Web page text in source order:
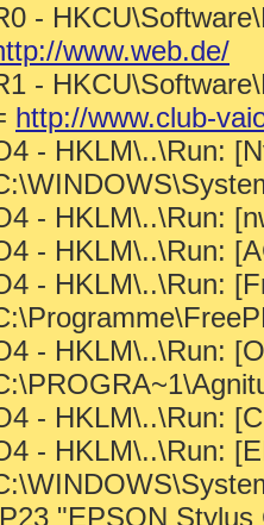
-
www.web.de/
-
http://www.club-
- HKLM\..\Run:
- HKLM\..\Run:
- HKLM\..\Run:
- HKLM\..\Run:
- HKLM\..\Run:
- HKLM\..\Run:
- HKLM\..\Run:
"EPSON